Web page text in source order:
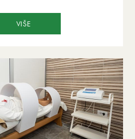
zglobova i mišića.
Redovno korišćenje
snagu mišića i
pomaže u prevenciji budućih
je nezaobilazni deo
za brži oporavak i
VIŠE